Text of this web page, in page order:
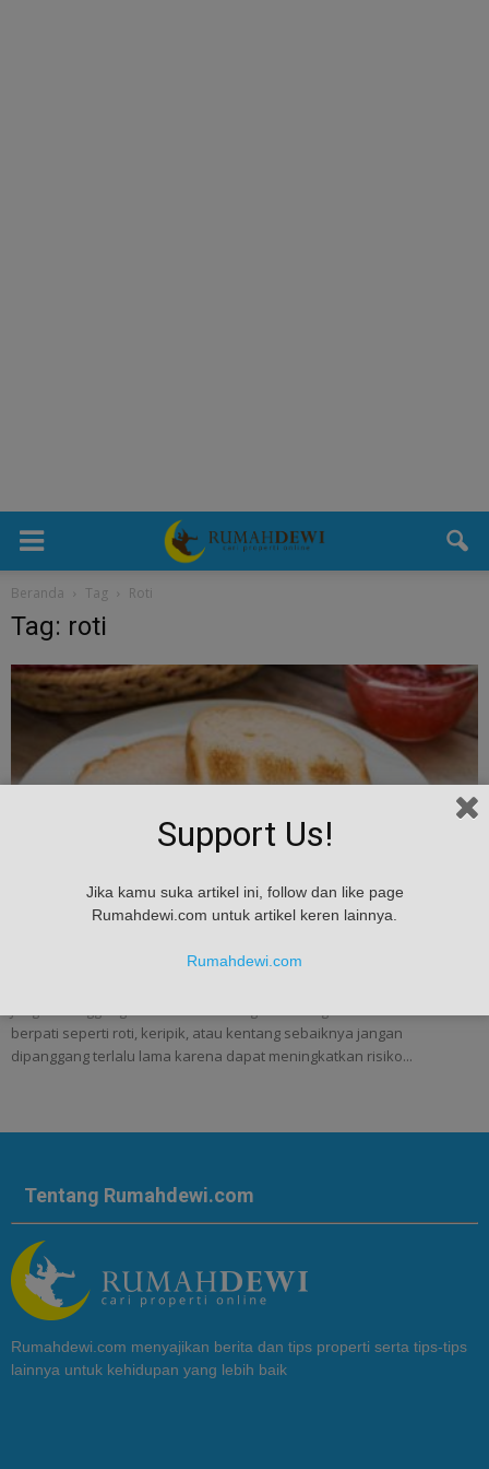
Beranda Tag Roti
Tag: roti
Jangan Panggang Roti Terlalu Matang Untuk
berpati seperti roti, keripik, atau kentang sebaiknya jangan
dipanggang terlalu lama karena dapat meningkatkan risiko...
Tentang Rumahdewi.com
Rumahdewi.com menyajikan berita dan tips properti serta tips-tips
lainnya untuk kehidupan yang lebih baik
Support Us!
Jika kamu suka artikel ini, follow dan like page
Rumahdewi.com untuk artikel keren lainnya.
Rumahdewi.com